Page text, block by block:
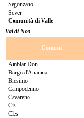
Segonzano
Sover
Comunità di Valle
Val di Non
Comuni
Amblar-Don
Borgo d'Anaunia
Bresimo
Campodenno
Cavareno
Cis
Cles